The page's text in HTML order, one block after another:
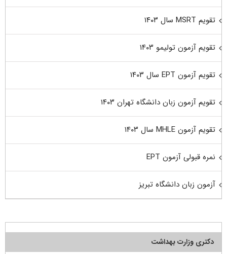
تقویم MSRT سال ۱۴۰۳
تقویم آزمون تولیمو ۱۴۰۳
تقویم آزمون EPT سال ۱۴۰۳
تقویم آزمون زبان دانشگاه تهران ۱۴۰۳
تقویم آزمون MHLE سال ۱۴۰۳
نمره قبولی آزمون EPT
آزمون زبان دانشگاه تبریز
دکتری وزارت بهداشت